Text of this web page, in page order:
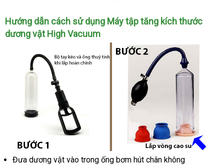
Hướng dẫn cách sử dụng Máy tập tăng kích thước
dương vật High Vacuum
Đưa dương vật vào trong ống bơm hút chân không